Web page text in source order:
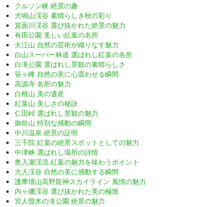
クルソン峡 絶景の趣
犬鳴山渓谷 素晴らしき秋の彩り
箕面川渓谷 選び抜かれた絶景の魅力
有田公園 美しい紅葉の名所
大江山 自然の芸術が織りなす魅力
白山スーパー林道 選ばれし紅葉の名所
白滝公園 選ばれし景観の素晴らしさ
笹ヶ峰 自然の美に心震わせる瞬間
高源寺 名所の魅力
白根山 美の遺産
紅葉山 美しさの秘訣
仁田峠 選ばれし景観の魅力
御前山 特別な感動の瞬間
中川温泉 絶景の証明
三千院 紅葉の絶景スポットとしての魅力
中津峡 選ばれし場所の詩情
奥入瀬渓流 紅葉の魅力を味わうポイント
大入渓谷 自然の美に感動する瞬間
護摩壇山高野龍神スカイライン 風情の魅力
内ヶ磯渓谷 選び抜かれた美の極致
宮人曽木の滝公園 絶景の魅力